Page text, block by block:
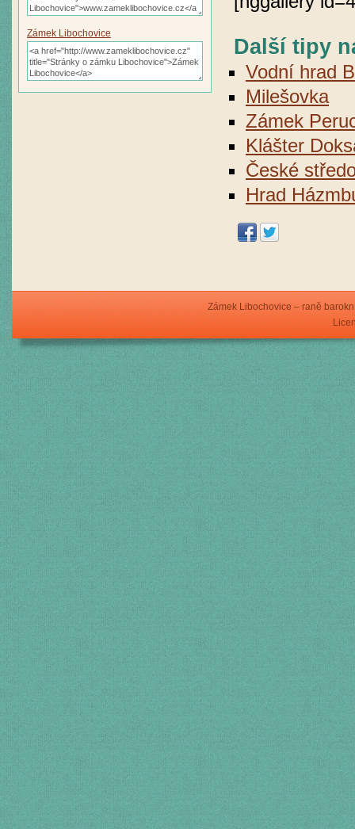
Další tipy
Vodní hrad
Milešovka
Zámek
Klášter
České
Hrad
Zámek Libochovice
Zámek Libochovice – raně